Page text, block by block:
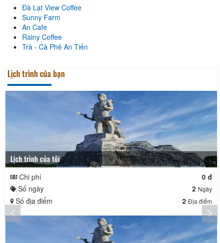
Đà Lạt View Coffee
Sunny Farm
An Cafe
Rainy Coffee
Trà - Cà Phê An Tiến
Lịch trình của bạn
Lịch trình của tôi
Chi phí
0 đ
Số ngày
2 Ngày
Số địa điểm 2 Địa điểm